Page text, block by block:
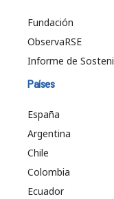
Fundación
ObservaRSE
Informe de
Países
España
Argentina
Chile
Colombia
Ecuador